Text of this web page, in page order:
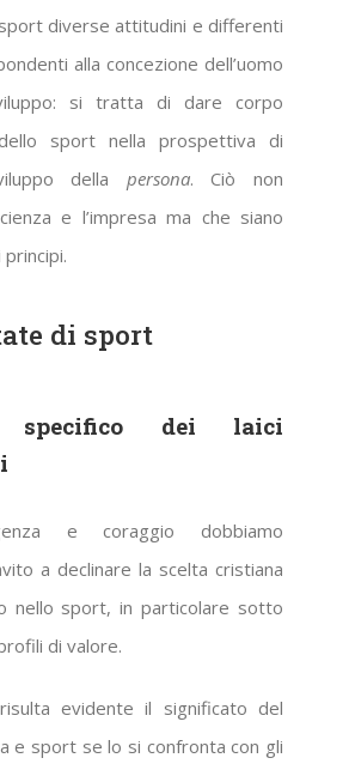
diverse attitudini e differenti
alla concezione dell’uomo
si tratta di dare corpo
sport nella prospettiva di
della persona. Ciò non
e l’impresa ma che siano
di sport
specifico dei laici
e coraggio dobbiamo
a declinare la scelta cristiana
nello sport, in particolare sotto
di valore.
evidente il significato del
e sport se lo si confronta con gli